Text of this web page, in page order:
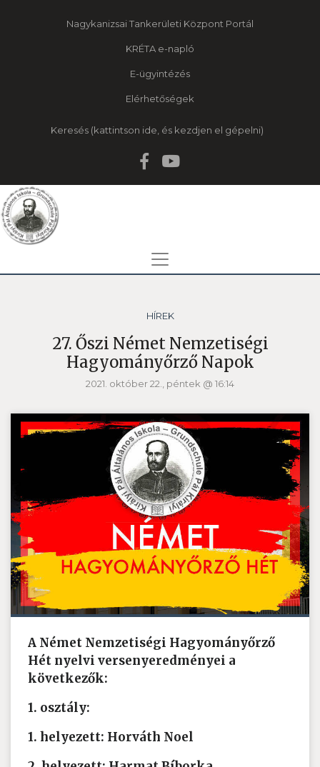
Nagykanizsai Tankerületi Központ Portál
KRÉTA e-napló
E-ügyintézés
Elérhetőségek
Keresés
HÍREK
27. Őszi Német Nemzetiségi
Hagyományőrző Napok
2021. október 22., péntek @ 16:14
A Német Nemzetiségi Hagyományőrző
Hét nyelvi versenyeredményei a
következők:
1. osztály:
1. helyezett: Horváth Noel